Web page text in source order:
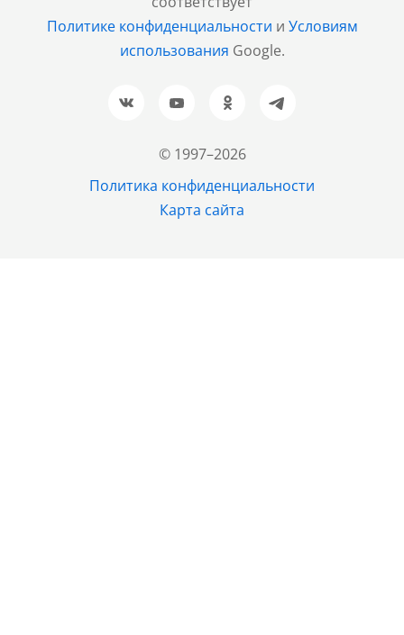
© 1997–2026
Политика конфиденциальности
Карта сайта
Политике конфиденциальности и Условиям
использования Google.
Барнаул
+7 (961) 999-93-93
Новосибирск
+7 (843) 202-37-37